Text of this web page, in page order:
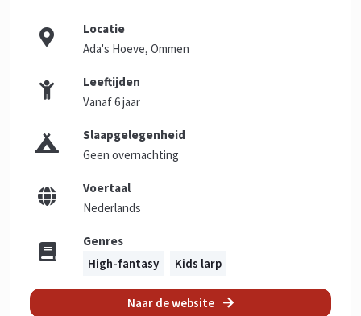
Locatie
Ada's Hoeve, Ommen
Leeftijden
Vanaf 6 jaar
Slaapgelegenheid
Geen overnachting
Voertaal
Nederlands
Genres
High-fantasy
Kids larp
Naar de website